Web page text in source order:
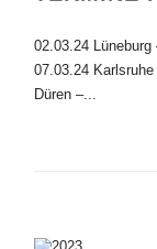
02.03.24
07.03.24
Düren –...